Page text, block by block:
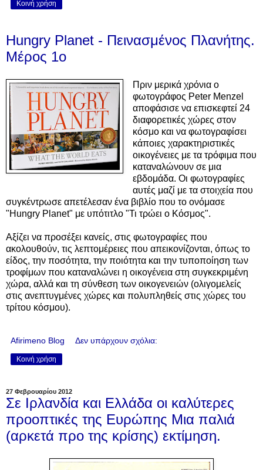
Κοινή χρήση
Hungry Planet - Πεινασμένος Πλανήτης.
Μέρος 1ο
Πριν μερικά χρόνια ο
φωτογράφος Peter Menzel
αποφάσισε να επισκεφτεί 24
διαφορετικές χώρες στον
κόσμο και να φωτογραφίσει
κάποιες χαρακτηριστικές
οικογένειες με τα τρόφιμα που
καταναλώνουν σε μια
εβδομάδα. Οι φωτογραφίες
αυτές μαζί με τα στοιχεία που
συγκέντρωσε απετέλεσαν ένα βιβλίο που το ονόμασε
"Hungry Planet" με υπότιτλο "Τι τρώει ο Κόσμος".
Αξίζει να προσέξει κανείς, στις φωτογραφίες που
ακολουθούν, τις λεπτομέρειες που απεικονίζονται, όπως το
είδος, την ποσότητα, την ποιότητα και την τυποποίηση των
τροφίμων που καταναλώνει η οικογένεια στη συγκεκριμένη
χώρα, αλλά και τη σύνθεση των οικογενειών (ολιγομελείς
στις ανεπτυγμένες χώρες και πολυπληθείς στις χώρες του
τρίτου κόσμου).
Afirimeno Blog Δεν υπάρχουν σχόλια:
Κοινή χρήση
27 Φεβρουαρίου 2012
Σε Ιρλανδία και Ελλάδα οι καλύτερες
προοπτικές της Ευρώπης Μια παλιά
(αρκετά προ της κρίσης) εκτίμηση.